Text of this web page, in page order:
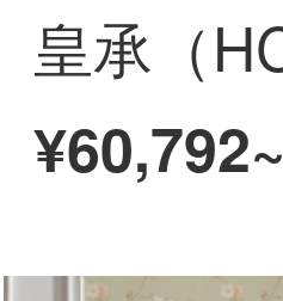
¥60,792~